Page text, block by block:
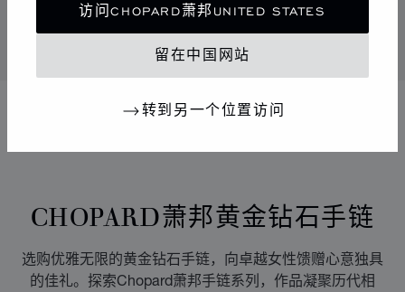
访问CHOPARD萧邦UNITED STATES
留在中国网站
转到另一个位置访问
手镯、黄金、整环镶钻 手镯、黄金、半环镶钻
CHOPARD萧邦黄金钻石手链
选购优雅无限的黄金钻石手链，向卓越女性馈赠心意独具
的佳礼。探索Chopard萧邦手链系列，作品凝聚历代相